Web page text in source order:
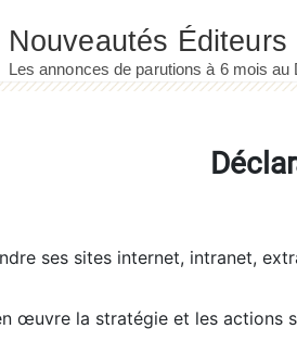
ses sites internet, intranet,
œuvre la stratégie et les actions